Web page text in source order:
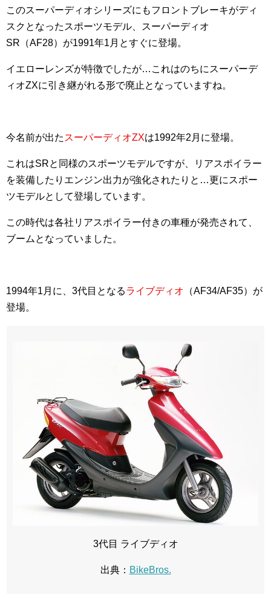
このスーパーディオシリーズにもフロントブレーキがディ
スクとなったスポーツモデル、スーパーディオ
SR（AF28）が1991年1月とすぐに登場。
イエローレンズが特徴でしたが…これはのちにスーパーデ
ィオZXに引き継がれる形で廃止となっていますね。
今名前が出た スーパーディオZXは1992年2月に登場。
これはSRと同様のスポーツモデルですが、リアスポイラー
を装備したりエンジン出力が強化されたりと…更にスポー
ツモデルとして登場しています。
この時代は各社リアスポイラー付きの車種が発売されて、
ブームとなっていました。
1994年1月に、3代目となるライブディオ （AF34/AF35）が
登場。
3代目 ライブディオ
出典： BikeBros.